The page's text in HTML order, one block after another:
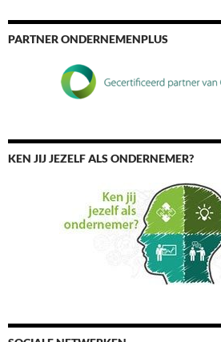
PARTNER ONDERNEMENPLUS
KEN JIJ JEZELF ALS ONDERNEMER?